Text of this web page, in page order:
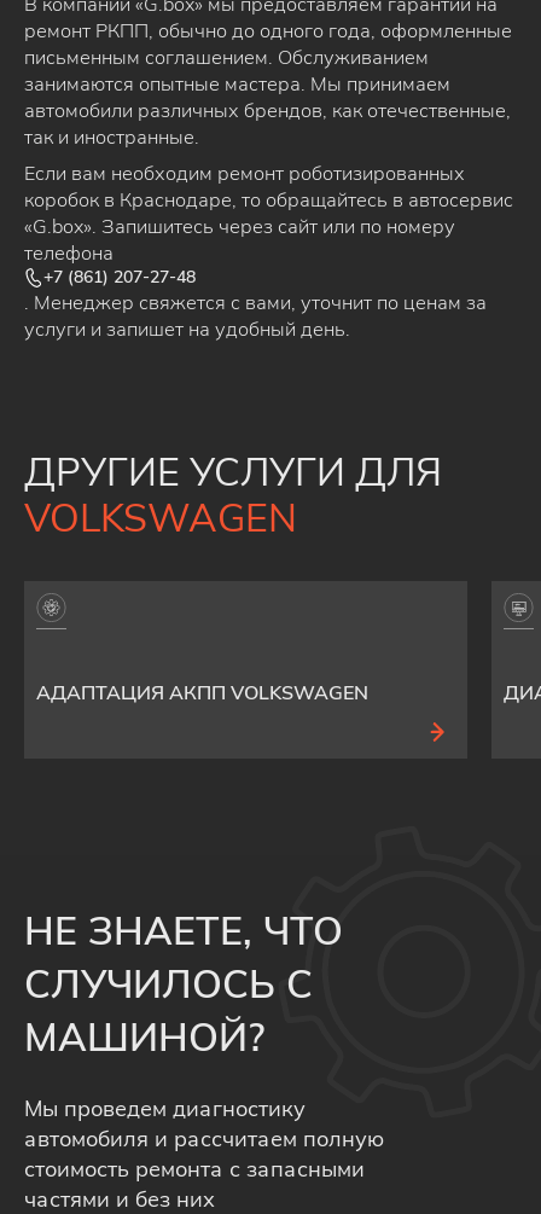
ремонт РКПП, обычно до одного года, оформленные
письменным соглашением. Обслуживанием
занимаются опытные мастера. Мы принимаем
автомобили различных брендов, как отечественные,
так и иностранные.
Если вам необходим ремонт роботизированных
коробок в Краснодаре, то обращайтесь в автосервис
«G.box». Запишитесь через сайт или по номеру
телефона
+7 (861) 207-27-48
. Менеджер свяжется с вами, уточнит по ценам за
услуги и запишет на удобный день.
ДРУГИЕ УСЛУГИ ДЛЯ
VOLKSWAGEN
АДАПТАЦИЯ АКПП VOLKSWAGEN
НЕ ЗНАЕТЕ, ЧТО
СЛУЧИЛОСЬ С
МАШИНОЙ?
Мы проведем диагностику
автомобиля и рассчитаем полную
стоимость ремонта с запасными
частями и без них